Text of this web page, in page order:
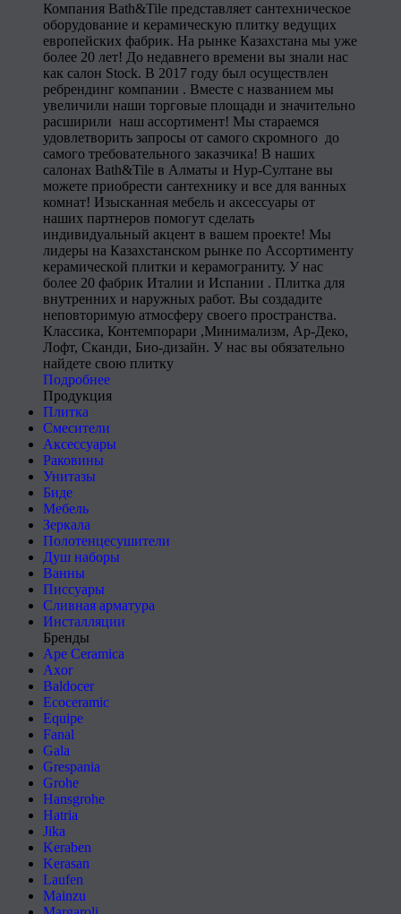
Компания Bath&Tile представляет сантехническое
оборудование и керамическую плитку ведущих
европейских фабрик. На рынке Казахстана мы уже
более 20 лет! До недавнего времени вы знали нас
как салон Stock. В 2017 году был осуществлен
ребрендинг компании . Вместе с названием мы
увеличили наши торговые площади и значительно
расширили наш ассортимент! Мы стараемся
удовлетворить запросы от самого скромного до
самого требовательного заказчика! В наших
салонах Bath&Tile в Алматы и Нур-Султане вы
можете приобрести сантехнику и все для ванных
комнат! Изысканная мебель и аксессуары от
наших партнеров помогут сделать
индивидуальный акцент в вашем проекте! Мы
лидеры на Казахстанском рынке по Ассортименту
керамической плитки и керамограниту. У нас
более 20 фабрик Италии и Испании . Плитка для
внутренних и наружных работ. Вы создадите
неповторимую атмосферу своего пространства.
Классика, Контемпорари ,Минимализм, Ар-Деко,
Лофт, Сканди, Био-дизайн. У нас вы обязательно
найдете свою плитку
Подробнее
Продукция
Плитка
Смесители
Аксессуары
Раковины
Унитазы
Биде
Мебель
Зеркала
Полотенцесушители
Душ наборы
Ванны
Писсуары
Сливная арматура
Инсталляции
Бренды
Ape Ceramica
Axor
Baldocer
Ecoceramic
Equipe
Fanal
Gala
Grespania
Grohe
Hansgrohe
Hatria
Jika
Keraben
Kerasan
Laufen
Mainzu